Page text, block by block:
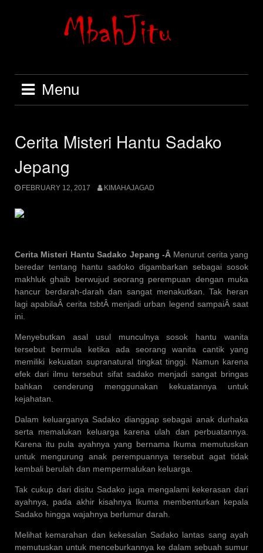
Menu
Cerita Misteri Hantu Sadako
Jepang
FEBRUARY 12, 2017 KIMAHAJAGAD
Cerita Misteri Hantu Sadako Jepang -Â Menurut cerita yang
beredar tentang hantu sadoko digambarkan sebagai sosok
makhluk ghaib berwujud seorang perempuan dengan muka
hancur berdarah-darah dan sangat menakutkan. Tak heran
lagi apabilaÂ cerita tsbtÂ menjadi urban legend sampaiÂ saat
ini.
Menyebutkan asal usul munculnya sosok hantu wanita
tersebut bermula ketika ada seorang wanita cantik yang
memiliki kekuatan supranatural tingkat tinggi. Namun karena
efek dari ilmu tersebut sifat sadako menjadi sangat bringas
bahkan cenderung menggunakan kekuatannya untuk
kejahatan.
Dalam keluarganya Sadako dianggap sebagai anak durhaka
serta memalukan keluarga karena ulah dan perbuatannya.
Karena itu pula ayahnya yang bernama Ikuma memutuskan
untuk mengurung anak perempuannya tersebut agat tidak
kembali berulah dan mempermalukan keluarga.
Tak cukup dari disitu Sadako juga mengalami kekerasan dari
ayahnya, pada akhir kisahnya Ikuma membenturkan kepala
Sadako hingga wajahnya berlumur darah.
Melihat kemarahan dan kekesalan Sadako lantas sang ayah
memutuskan untuk menceburkannya ke dalam sebuah sumur